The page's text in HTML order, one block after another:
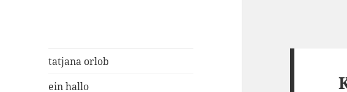
tatjana orlob
ein hallo